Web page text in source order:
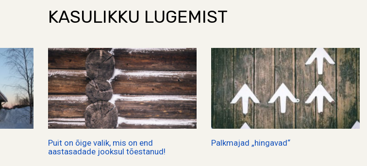
KASULIKKU LUGEMIST
Puit on õige valik, mis on end
aastasadade jooksul tõestanud!
Palkmajad „hingavad“